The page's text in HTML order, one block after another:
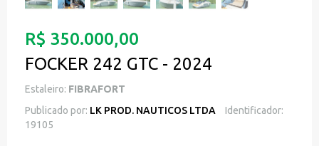
R$ 350.000,00
FOCKER 242 GTC - 2024
Estaleiro: FIBRAFORT
Publicado por: LK PROD. NAUTICOS LTDA
Identificador:
19105